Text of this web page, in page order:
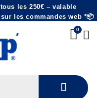
les 250€ – valable
les commandes web *📦